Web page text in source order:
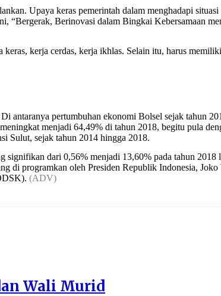
Upaya keras pemerintah dalam menghadapi
“Bergerak, Berinovasi dalam Bingkai Kebersamaan
kerja cerdas, kerja ikhlas. Selain itu, harus
antaranya pertumbuhan ekonomi Bolsel sejak tahun
menjadi 64,49% di tahun 2018, begitu pula
Sulut, sejak tahun 2014 hingga 2018.
dari 0,56% menjadi 13,60% pada tahun
programkan oleh Presiden Republik Indonesia,
(ADV)
Wali Murid